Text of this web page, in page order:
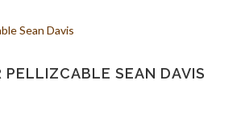
PELLIZCABLE SEAN DAVIS